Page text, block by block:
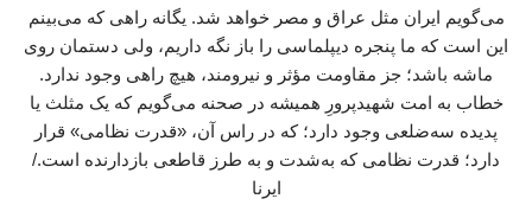
می‌گویم ایران مثل عراق و مصر خواهد شد. یگانه راهی که می‌بینم
این است که ما پنجره دیپلماسی را باز نگه داریم، ولی دستمان روی
ماشه باشد؛ جز مقاومت مؤثر و نیرومند، هیچ راهی وجود ندارد.
خطاب به امت شهیدپرورِ همیشه در صحنه می‌گویم که یک مثلث یا
پدیده‌ سه‌ضلعی وجود دارد؛ که در راس آن، «قدرت نظامی» قرار
دارد؛ قدرت نظامی‌ که به‌شدت و به‌ طرز قاطعی بازدارنده است./
ایرنا